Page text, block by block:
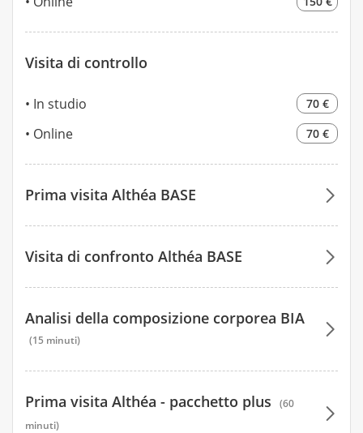
Visita di controllo
In studio 70 €
Online 70 €
Prima visita Althéa BASE
152 €
Visita di confronto Althéa BASE
82 €
Analisi della composizione corporea BIA
(15 minuti)
35 €
Prima visita Althéa - pacchetto plus
(60
minuti)